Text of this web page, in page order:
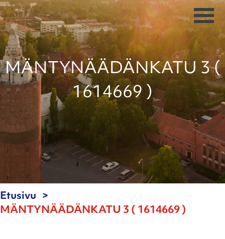
MÄNTYNÄÄDÄNKATU 3 (
1614669 )
Etusivu
MÄNTYNÄÄDÄNKATU 3 ( 1614669 )